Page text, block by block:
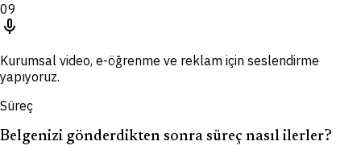
09
mic
Kurumsal video, e-öğrenme ve reklam için seslendirme
yapıyoruz.
Süreç
Belgenizi gönderdikten sonra süreç nasıl ilerler?